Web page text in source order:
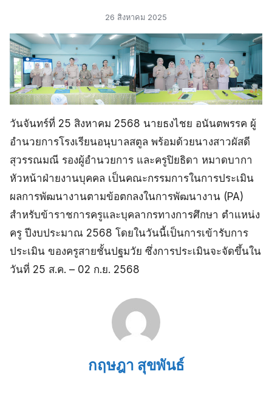
26 สิงหาคม 2025
วันจันทร์ที่ 25 สิงหาคม 2568 นายธงไชย อนันตพรรค ผู้
อำนวยการโรงเรียนอนุบาลสตูล พร้อมด้วยนางสาวผัสดี
สุวรรณมณี รองผู้อำนวยการ และครูปิยธิดา หมาดบากา
หัวหน้าฝ่ายงานบุคคล เป็นคณะกรรมการในการประเมิน
ผลการพัฒนางานตามข้อตกลงในการพัฒนางาน (PA)
สำหรับข้าราชการครูและบุคลากรทางการศึกษา ตำแหน่ง
ครู ปีงบประมาณ 2568 โดยในวันนี้เป็นการเข้ารับการ
ประเมิน ของครูสายชั้นปฐมวัย ซึ่งการประเมินจะจัดขึ้นใน
วันที่ 25 ส.ค. – 02 ก.ย. 2568
กฤษฎา สุขพันธ์